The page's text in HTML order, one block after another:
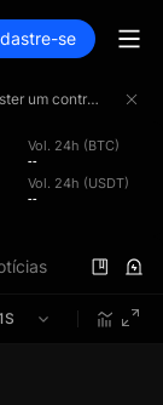
se
⚔️ 1v1 Showdown: Temporada 2! Desafie o AI Master um contra um e concorra a uma premiação total de 4.000.000 USDT!
Vol. 24h (BTC)
--
Vol. 24h (USDT)
--